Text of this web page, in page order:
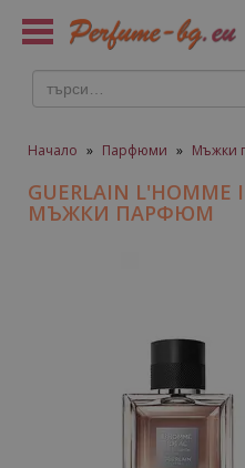
Toggle
navigation
Начало » Парфюми » Мъжки
GUERLAIN L'HOMME
МЪЖКИ ПАРФЮМ